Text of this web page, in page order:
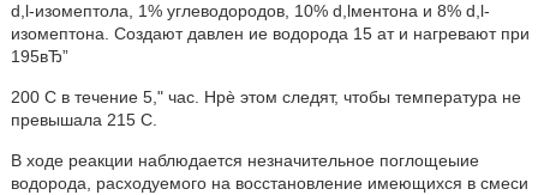
d,l-изомептола, 1% углеводородов, 10% d,lментона и 8% d,l-
изомептона. Создают давлен ие водорода 15 ат и нагревают при
195вЂ”
200 С в течение 5," час. Hpè этом следят, чтобы температура не
превышала 215 С.
В ходе реакции наблюдается незначительное поглощеыие
водорода, расходуемого на восстановление имеющихся в смеси